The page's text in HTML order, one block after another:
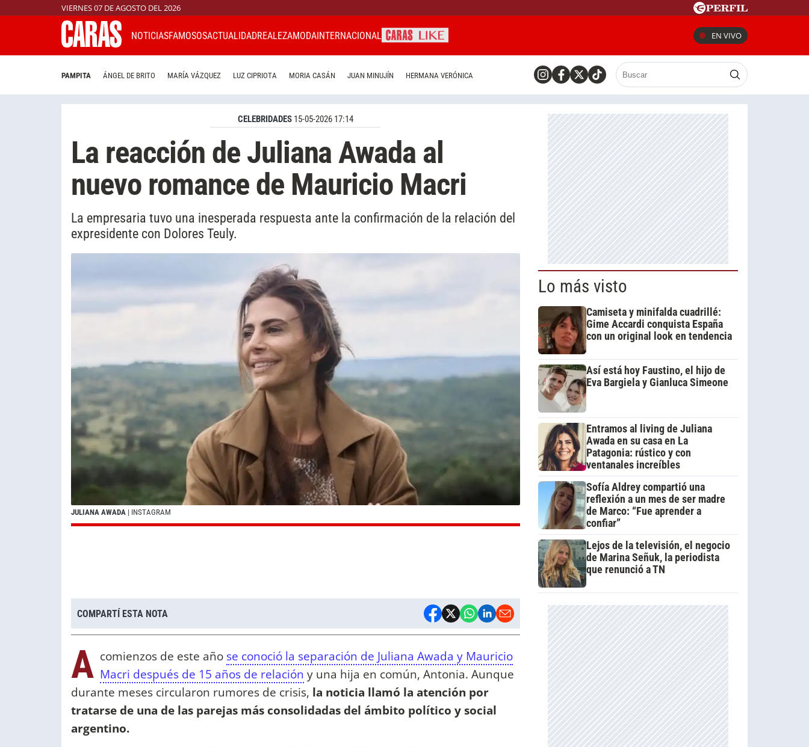
VIERNES 07 DE AGOSTO DEL 2026
NOTICIASFAMOSOSACTUALIDADREALEZAMODAINTERNACIONAL EN VIVO
PAMPITA ÁNGEL DE BRITO MARÍA VÁZQUEZ LUZ CIPRIOTA MORIA CASÁN JUAN MINUJÍN HERMANA VERÓNICA
CELEBRIDADES 15-05-2026 17:14
La reacción de Juliana Awada al
nuevo romance de Mauricio Macri
La empresaria tuvo una inesperada respuesta ante la confirmación de la relación del
expresidente con Dolores Teuly.
JULIANA AWADA | INSTAGRAM
COMPARTÍ ESTA NOTA
A comienzos de este año se conoció la separación de Juliana Awada y Mauricio
Macri después de 15 años de relación y una hija en común, Antonia. Aunque
durante meses circularon rumores de crisis, la noticia llamó la atención por
tratarse de una de las parejas más consolidadas del ámbito político y social
argentino.
Lo más visto
Camiseta y minifalda cuadrillé:
Gime Accardi conquista España
con un original look en tendencia
Así está hoy Faustino, el hijo de
Eva Bargiela y Gianluca Simeone
Entramos al living de Juliana
Awada en su casa en La
Patagonia: rústico y con
ventanales increíbles
Sofía Aldrey compartió una
reflexión a un mes de ser madre
de Marco: “Fue aprender a
confiar”
Lejos de la televisión, el negocio
de Marina Señuk, la periodista
que renunció a TN